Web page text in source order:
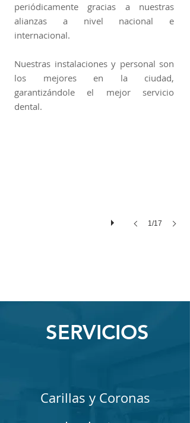
SERVICIOS
Carillas y Coronas
periódicamente gracias a nuestras
alianzas a nivel nacional e
internacional.
Nuestras instalaciones y personal son
los mejores en la ciudad,
garantizándole el mejor servicio
dental.
Fachada
1/17